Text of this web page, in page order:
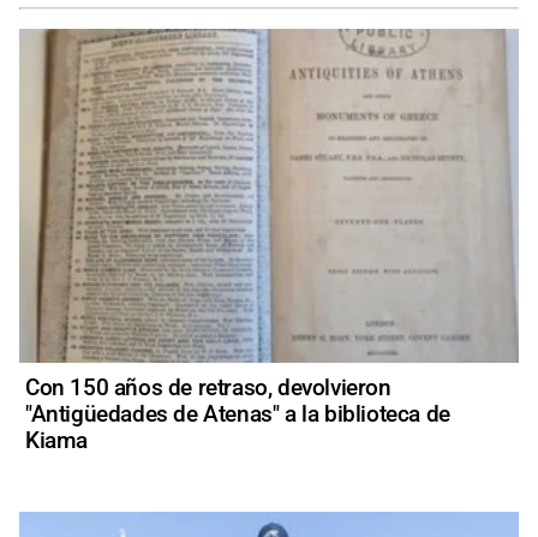
Con 150 años de retraso, devolvieron
"Antigüedades de Atenas" a la biblioteca de
Kiama